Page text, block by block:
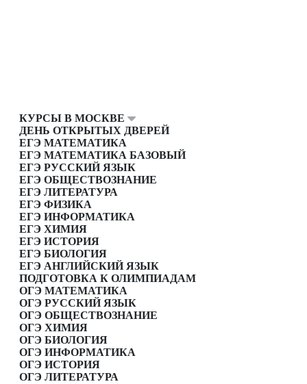
КУРСЫ В МОСКВЕ
ДЕНЬ ОТКРЫТЫХ ДВЕРЕЙ
ЕГЭ МАТЕМАТИКА
ЕГЭ МАТЕМАТИКА БАЗОВЫЙ
ЕГЭ РУССКИЙ ЯЗЫК
ЕГЭ ОБЩЕСТВОЗНАНИЕ
ЕГЭ ЛИТЕРАТУРА
ЕГЭ ФИЗИКА
ЕГЭ ИНФОРМАТИКА
ЕГЭ ХИМИЯ
ЕГЭ ИСТОРИЯ
ЕГЭ БИОЛОГИЯ
ЕГЭ АНГЛИЙСКИЙ ЯЗЫК
ПОДГОТОВКА К ОЛИМПИАДАМ
ОГЭ МАТЕМАТИКА
ОГЭ РУССКИЙ ЯЗЫК
ОГЭ ОБЩЕСТВОЗНАНИЕ
ОГЭ ХИМИЯ
ОГЭ БИОЛОГИЯ
ОГЭ ИНФОРМАТИКА
ОГЭ ИСТОРИЯ
ОГЭ ЛИТЕРАТУРА